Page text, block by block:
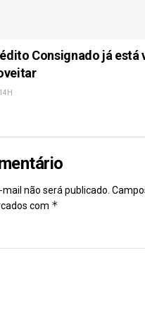
Consignado já está
não será publicado.
com *